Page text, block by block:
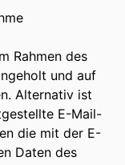
Rahmen des
und auf
Alternativ ist
E-Mail-
die mit der E-
Daten des